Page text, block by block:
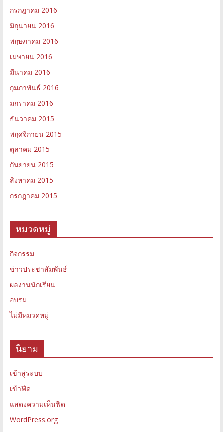
กรกฎาคม 2016
มิถุนายน 2016
พฤษภาคม 2016
เมษายน 2016
มีนาคม 2016
กุมภาพันธ์ 2016
มกราคม 2016
ธันวาคม 2015
พฤศจิกายน 2015
ตุลาคม 2015
กันยายน 2015
สิงหาคม 2015
กรกฎาคม 2015
หมวดหมู่
กิจกรรม
ข่าวประชาสัมพันธ์
ผลงานนักเรียน
อบรม
ไม่มีหมวดหมู่
นิยาม
เข้าสู่ระบบ
เข้าฟีด
แสดงความเห็นฟีด
WordPress.org